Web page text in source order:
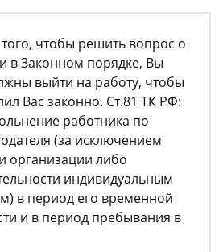
чтобы решить вопрос о
в Законном порядке, Вы
выйти на работу, чтобы
Вас законно. Ст.81 ТК РФ:
работника по
(за исключением
организации либо
индивидуальным
в период его временной
и в период пребывания в